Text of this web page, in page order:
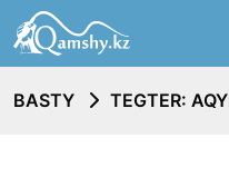
BASTY TEGTER: